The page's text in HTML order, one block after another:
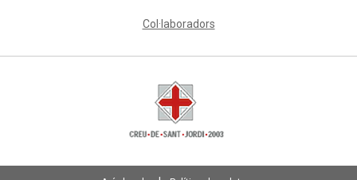
Col·laboradors